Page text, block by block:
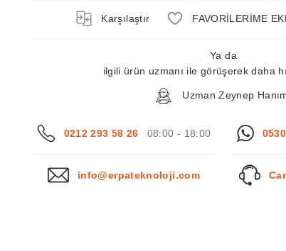
Karşılaştır
Ya da
ilgili ürün uzmanı ile görüşerek daha
Uzman Zeynep
0212 293 58 26 08:00 - 18:00
info@erpateknoloji.com